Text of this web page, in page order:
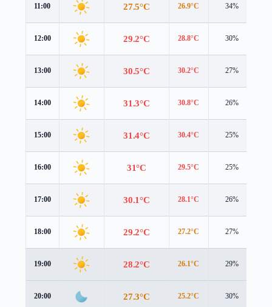
11:00 27.5°C 26.9°C 34%
12:00 29.2°C 28.8°C 30%
13:00 30.5°C 30.2°C 27%
14:00 31.3°C 30.8°C 26%
15:00 31.4°C 30.4°C 25%
16:00 31°C 29.5°C 25%
17:00 30.1°C 28.1°C 26%
18:00 29.2°C 27.2°C 27%
19:00 28.2°C 26.1°C 29%
20:00 27.3°C 25.2°C 30%